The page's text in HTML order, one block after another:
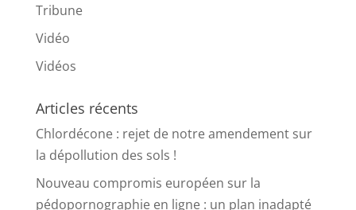
Tribune
Vidéo
Vidéos
Articles récents
Chlordécone : rejet de notre amendement sur
la dépollution des sols !
Nouveau compromis européen sur la
pédopornographie en ligne : un plan inadapté